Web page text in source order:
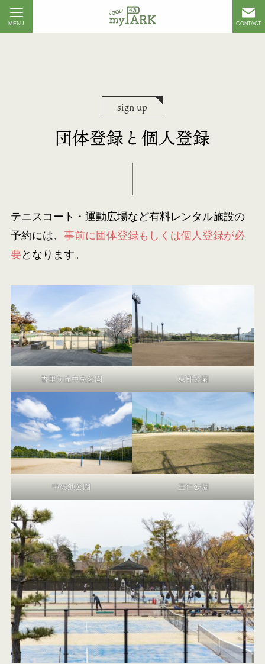
CONTACT
MENU
sign up
団体登録と個人登録
テニスコート・運動広場など有料レンタル施設の
予約には、 事前に団体登録もしくは個人登録が必
要となります。
香里ケ丘中央公園 東部公園
中の池公園 王仁公園